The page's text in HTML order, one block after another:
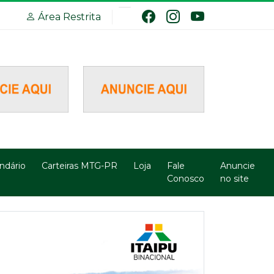
Área Restrita
Carteiras MTG-PR Loja
Fale
Conosco
Anuncie
no site